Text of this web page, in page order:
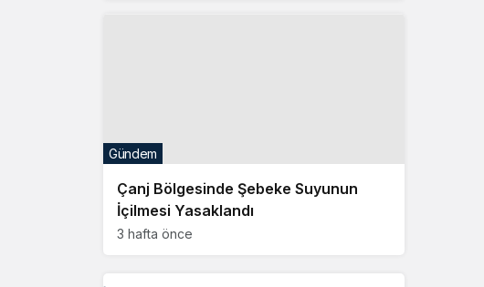
Çanj Bölgesinde Şebeke Suyunun
İçilmesi Yasaklandı
3 hafta önce
Gündem